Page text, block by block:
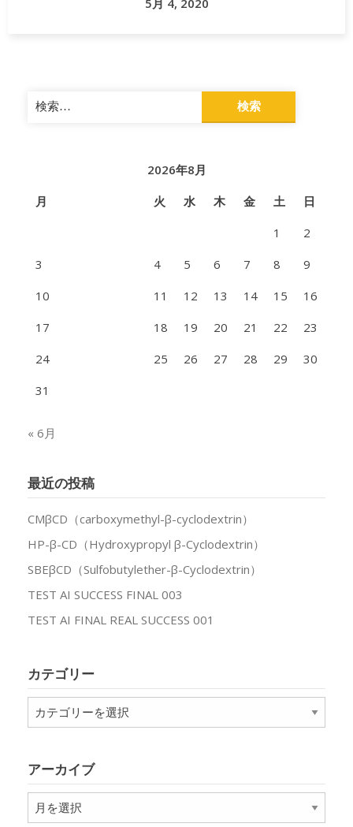
検
索:
2026年8月
月
火 水 木 金 土
日
1
2
3
4 5 6 7 8
9
10
11 12 13 14 15
16
17
18 19 20 21 22
23
24
25 26 27 28 29
30
31
« 6月
最近の投稿
CMβCD（carboxymethyl-β-cyclodextrin）
HP-β-CD（Hydroxypropyl β-Cyclodextrin）
SBEβCD（Sulfobutylether-β-Cyclodextrin）
TEST AI SUCCESS FINAL 003
TEST AI FINAL REAL SUCCESS 001
カテゴリー
テ
ー
アーカイブ
ア
ー